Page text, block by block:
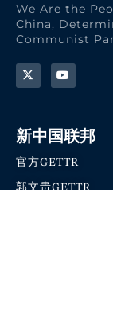
We Are the
China,
Communist
新中国联邦
官方GETTR
郭文贵GETTR